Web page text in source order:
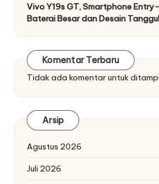
Vivo Y19s GT, Smartphone
Baterai Besar dan Desain
Komentar Terbaru
Tidak ada komentar untuk
Arsip
Agustus 2026
Juli 2026